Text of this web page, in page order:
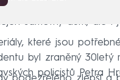
samotný dům, ale i
které jsou
byl zraněný 30letý
policistů Petra